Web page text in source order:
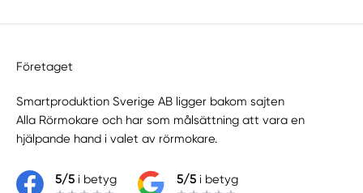
Företaget
Smartproduktion Sverige AB ligger bakom sajten
Alla Rörmokare och har som målsättning att vara en
hjälpande hand i valet av rörmokare.
5/5i betyg 5/5i betyg